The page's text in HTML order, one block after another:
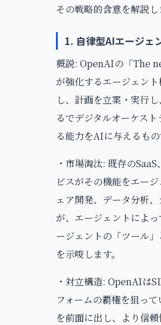
その戦略的含意を解説し
1. 自律型AIエージェ
概説: OpenAIの「The
が強化するエージェン
し、計画を立案・実行
るでデジタルオーケス
る能力をAIに与えるもの
・市場淘汰: 既存の
ビスがその機能をエー
ェア開発、データ分析
が、エージェントによ
ージェントの「ツール
を示唆します。
・対立構造: OpenAIは
フォームの覇権を狙っ
を前面に出し、より信